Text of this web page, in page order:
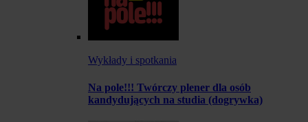
Wykłady i spotkania
Na pole!!! Twórczy plener dla osób
kandydujących na studia (dogrywka)